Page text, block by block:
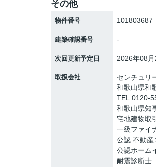
その他
物件番号 101803687
建築確認番号 -
次回更新予定日 2026年08月
取扱会社
センチュ
和歌山県和
TEL:0120-
和歌山県知
宅地建物取
一級ファイ
公認 不動産
公認ホーム
耐震診断士